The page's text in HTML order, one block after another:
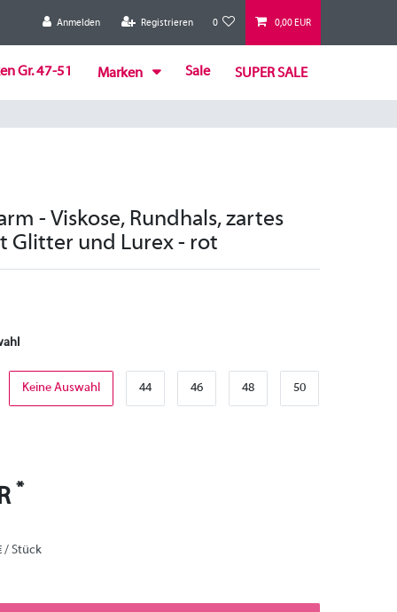
Anmelden Registrieren 0 0,00 EUR
Gr. 47-51 Marken Sale SUPER SALE
- Viskose, Rundhals, zartes
Glitter und Lurex - rot
Keine Auswahl 44 46 48 50
*
/ Stück